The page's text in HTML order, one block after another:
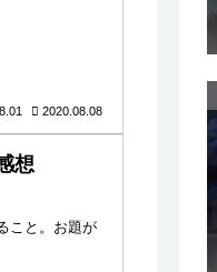
2020.08.08
想
こと。お題が